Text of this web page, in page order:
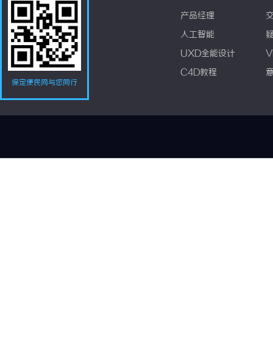
保定便民网与您同行
产品经理
人工智能
UXD全能设计
C4D教程